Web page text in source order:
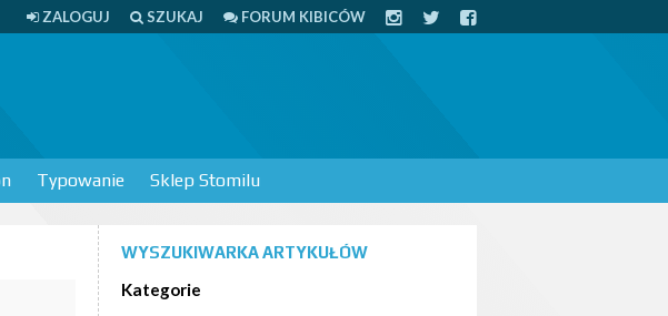
ZALOGUJ SZUKAJ FORUM KIBICÓW
Typowanie Sklep Stomilu
WYSZUKIWARKA ARTYKUŁÓW
Kategorie